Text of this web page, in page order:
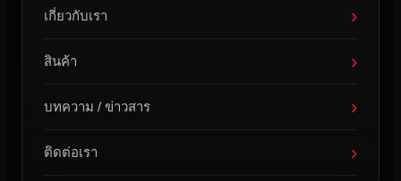
เกี่ยวกับเรา ›
สินค้า ›
บทความ / ข่าวสาร ›
ติดต่อเรา ›